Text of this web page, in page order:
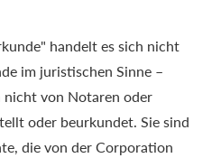
handelt es sich nicht
im juristischen Sinne –
von Notaren oder
oder beurkundet. Sie sind
die von der Corporation